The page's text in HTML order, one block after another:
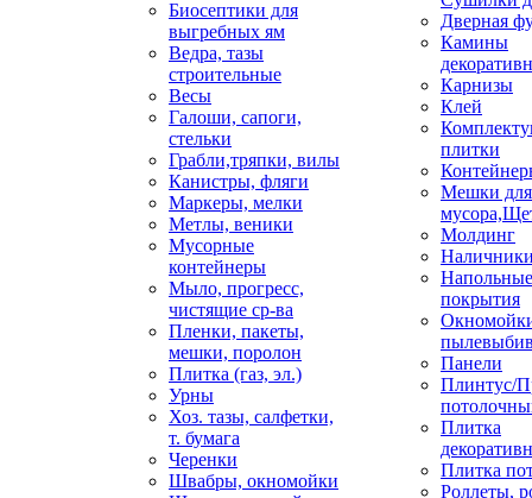
Биосептики для
выгребных ям
Ведра, тазы
строительные
Весы
Галоши, сапоги,
стельки
Грабли,тряпки, вилы
Канистры, фляги
Маркеры, мелки
Метлы, веники
Мусорные
контейнеры
Мыло, прогресс,
чистящие ср-ва
Пленки, пакеты,
мешки, поролон
Плитка (газ, эл.)
Урны
Хоз. тазы, салфетки,
т. бумага
Черенки
Швабры, окномойки
Дверная
Камины
Карнизы
Клей
плитки
Мешки для
Молдинг
Напольные
покрытия
Панели
Плинтус/
Плитка
Плитка
Роллеты,